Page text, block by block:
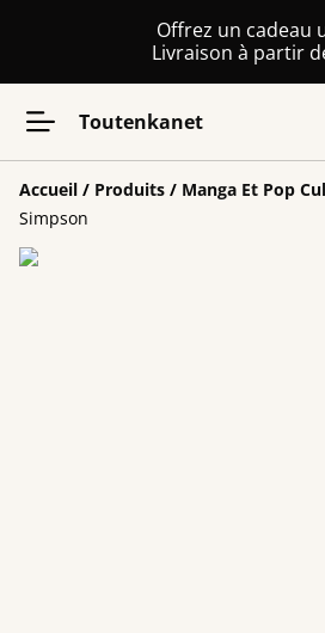
Offrez un cadeau
Livraison à partir
Toutenkanet
Accueil / Produits / Manga Et Pop
Simpson